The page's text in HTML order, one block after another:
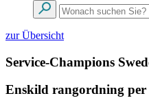
zur Übersicht
Service-Champions
Enskild rangordning per